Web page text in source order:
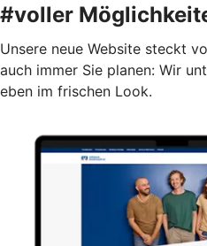
#voller
Unsere neue Website steckt
auch immer Sie planen: Wir
eben im frischen Look.